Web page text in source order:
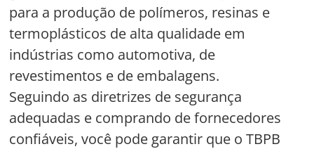
para a produção de polímeros, resinas e
termoplásticos de alta qualidade em
indústrias como automotiva, de
revestimentos e de embalagens.
Seguindo as diretrizes de segurança
adequadas e comprando de fornecedores
confiáveis, você pode garantir que o TBPB